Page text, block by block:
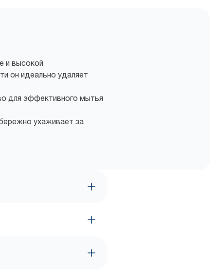
и высокой
он идеально удаляет
для эффективного мытья
ухаживает за